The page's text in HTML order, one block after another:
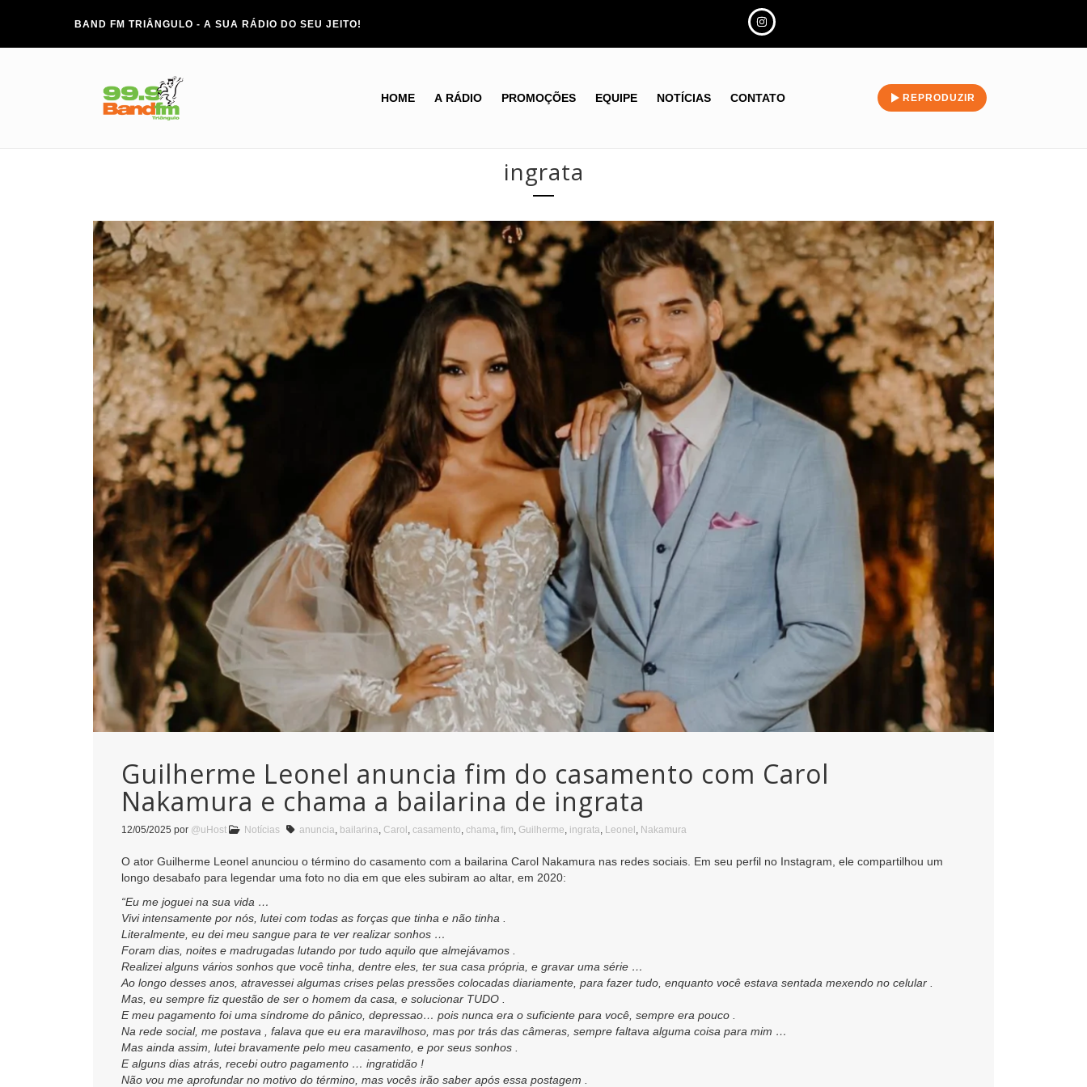
BAND FM TRIÂNGULO - A SUA RÁDIO DO SEU JEITO!
HOME A RÁDIO PROMOÇÕES EQUIPE NOTÍCIAS CONTATO REPRODUZIR
ingrata
Guilherme Leonel anuncia fim do casamento com Carol
Nakamura e chama a bailarina de ingrata
12/05/2025 por @uHost Notícias anuncia, bailarina, Carol , casamento, chama, fim, Guilherme, ingrata, Leonel , Nakamura
O ator Guilherme Leonel anunciou o término do casamento com a bailarina Carol Nakamura nas redes sociais. Em seu perfil no Instagram, ele compartilhou um
longo desabafo para legendar uma foto no dia em que eles subiram ao altar, em 2020:
“Eu me joguei na sua vida …
Vivi intensamente por nós, lutei com todas as forças que tinha e não tinha .
Literalmente, eu dei meu sangue para te ver realizar sonhos …
Foram dias, noites e madrugadas lutando por tudo aquilo que almejávamos .
Realizei alguns vários sonhos que você tinha, dentre eles, ter sua casa própria, e gravar uma série …
Ao longo desses anos, atravessei algumas crises pelas pressões colocadas diariamente, para fazer tudo, enquanto você estava sentada mexendo no celular .
Mas, eu sempre fiz questão de ser o homem da casa, e solucionar TUDO .
E meu pagamento foi uma síndrome do pânico, depressao… pois nunca era o suficiente para você, sempre era pouco .
Na rede social, me postava , falava que eu era maravilhoso, mas por trás das câmeras, sempre faltava alguma coisa para mim …
Mas ainda assim, lutei bravamente pelo meu casamento, e por seus sonhos .
E alguns dias atrás, recebi outro pagamento … ingratidão !
Não vou me aprofundar no motivo do término, mas vocês irão saber após essa postagem .